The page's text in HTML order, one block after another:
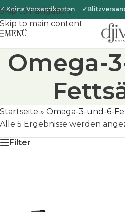
Skip to navigation
Skip to main content
✓ Keine Versandkosten
MENÜ
Omega-
Startseite » Omega-3-und-6-
Alle 5 Ergebnisse werden
Filter